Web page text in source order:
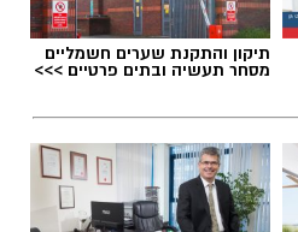
תיקון והתקנת שערים חשמליים
מסחר תעשיה ובתים פרטיים >>>